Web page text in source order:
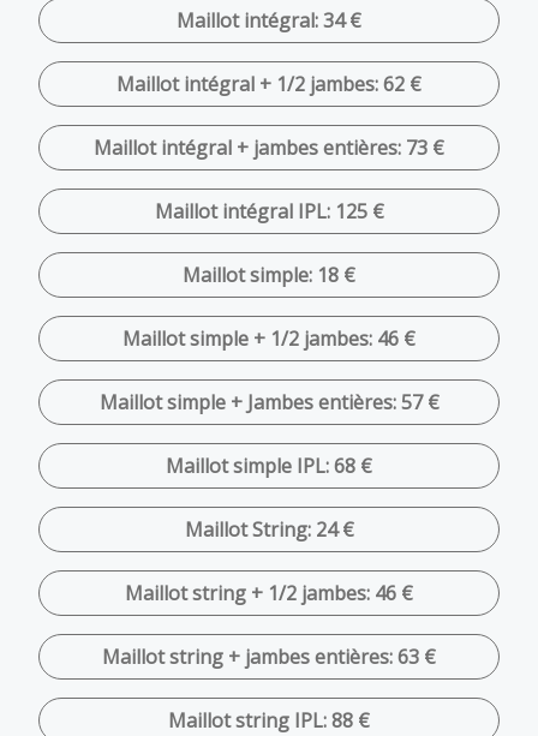
Maillot intégral: 34 €
Maillot intégral + 1/2 jambes: 62 €
Maillot intégral + jambes entières: 73 €
Maillot intégral IPL: 125 €
Maillot simple: 18 €
Maillot simple + 1/2 jambes: 46 €
Maillot simple + Jambes entières: 57 €
Maillot simple IPL: 68 €
Maillot String: 24 €
Maillot string + 1/2 jambes: 46 €
Maillot string + jambes entières: 63 €
Maillot string IPL: 88 €